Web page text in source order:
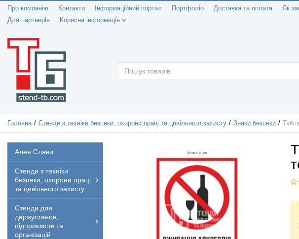
Про компанію Контакти Інформаційний портал Портфоліо Доставка та оплата
Як
Для партнерів
Корисна інформація
Головна Стенди з техніки безпеки, охорони праці та цивільного захисту Знаки безпеки
Алея Слави
Стенди з техніки
безпеки, охорони праці
та цивільного захисту
Стенди для
держустанов,
підприємств та
організацій